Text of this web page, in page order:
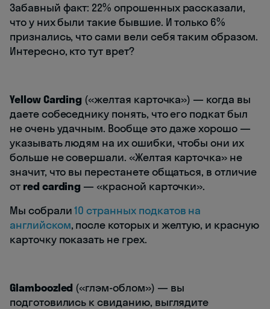
Забавный факт: 22% опрошенных рассказали,
что у них были такие бывшие. И только 6%
признались, что сами вели себя таким образом.
Интересно, кто тут врет?
Yellow Carding («желтая карточка») — когда вы
даете собеседнику понять, что его подкат был
не очень удачным. Вообще это даже хорошо —
указывать людям на их ошибки, чтобы они их
больше не совершали. «Желтая карточка» не
значит, что вы перестанете общаться, в отличие
от red carding — «красной карточки».
Мы собрали10 странных подкатов на
английском, после которых и желтую, и красную
карточку показать не грех.
Glamboozled («глэм-облом») — вы
подготовились к свиданию, выглядите